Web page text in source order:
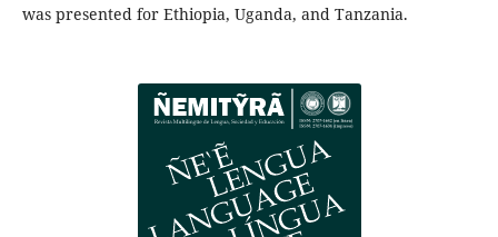
was presented for Ethiopia, Uganda, and Tanzania.